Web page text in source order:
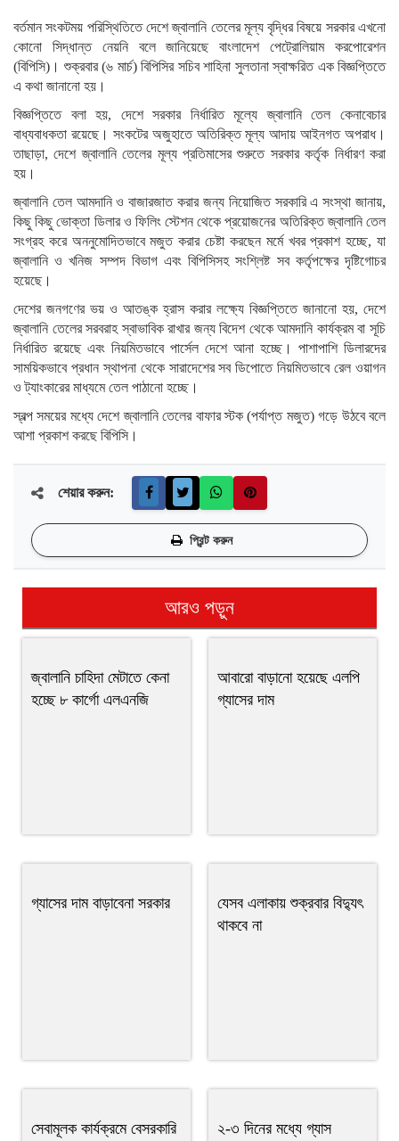
বর্তমান সংকটময় পরিস্থিতিতে দেশে জ্বালানি তেলের মূল্য বৃদ্ধির বিষয়ে সরকার এখনো
কোনো সিদ্ধান্ত নেয়নি বলে জানিয়েছে বাংলাদেশ পেট্রোলিয়াম করপোরেশন
(বিপিসি)। শুক্রবার (৬ মার্চ) বিপিসির সচিব শাহিনা সুলতানা স্বাক্ষরিত এক বিজ্ঞপ্তিতে
এ কথা জানানো হয়।
বিজ্ঞপ্তিতে বলা হয়, দেশে সরকার নির্ধারিত মূল্যে জ্বালানি তেল কেনাবেচার
বাধ্যবাধকতা রয়েছে। সংকটের অজুহাতে অতিরিক্ত মূল্য আদায় আইনগত অপরাধ।
তাছাড়া, দেশে জ্বালানি তেলের মূল্য প্রতিমাসের শুরুতে সরকার কর্তৃক নির্ধারণ করা
হয়।
জ্বালানি তেল আমদানি ও বাজারজাত করার জন্য নিয়োজিত সরকারি এ সংস্থা জানায়,
কিছু কিছু ভোক্তা ডিলার ও ফিলিং স্টেশন থেকে প্রয়োজনের অতিরিক্ত জ্বালানি তেল
সংগ্রহ করে অননুমোদিতভাবে মজুত করার চেষ্টা করছেন মর্মে খবর প্রকাশ হচ্ছে, যা
জ্বালানি ও খনিজ সম্পদ বিভাগ এবং বিপিসিসহ সংশ্লিষ্ট সব কর্তৃপক্ষের দৃষ্টিগোচর
হয়েছে।
দেশের জনগণের ভয় ও আতঙ্ক হ্রাস করার লক্ষ্যে বিজ্ঞপ্তিতে জানানো হয়, দেশে
জ্বালানি তেলের সরবরাহ স্বাভাবিক রাখার জন্য বিদেশ থেকে আমদানি কার্যক্রম বা সূচি
নির্ধারিত রয়েছে এবং নিয়মিতভাবে পার্সেল দেশে আনা হচ্ছে। পাশাপাশি ডিলারদের
সাময়িকভাবে প্রধান স্থাপনা থেকে সারাদেশের সব ডিপোতে নিয়মিতভাবে রেল ওয়াগন
ও ট্যাংকারের মাধ্যমে তেল পাঠানো হচ্ছে।
স্বল্প সময়ের মধ্যে দেশে জ্বালানি তেলের বাফার স্টক (পর্যাপ্ত মজুত) গড়ে উঠবে বলে
আশা প্রকাশ করছে বিপিসি।
শেয়ার করুন:
প্রিন্ট করুন
আরও পড়ুন
জ্বালানি চাহিদা মেটাতে কেনা
হচ্ছে ৮ কার্গো এলএনজি
আবারো বাড়ানো হয়েছে এলপি
গ্যাসের দাম
গ্যাসের দাম বাড়াবেনা সরকার
যেসব এলাকায় শুক্রবার বিদ্যুৎ
থাকবে না
সেবামূলক কার্যক্রমে বেসরকারি
২-৩ দিনের মধ্যে গ্যাস